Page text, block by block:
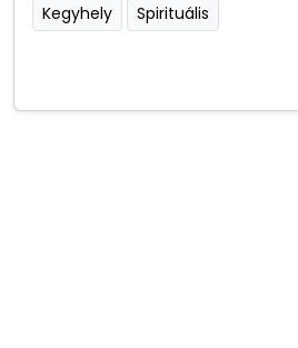
Kegyhely
Spirituális